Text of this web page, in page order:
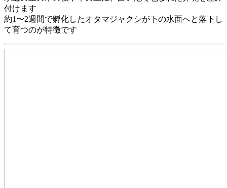
付けます
約1〜2週間で孵化したオタマジャクシが下の水面へと落下し
て育つのが特徴です